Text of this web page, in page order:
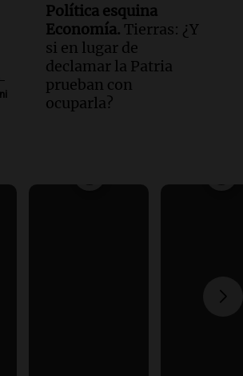
Política esquina
Economía. Tierras: ¿Y
si en lugar de
declamar la Patria
prueban con
ocuparla?